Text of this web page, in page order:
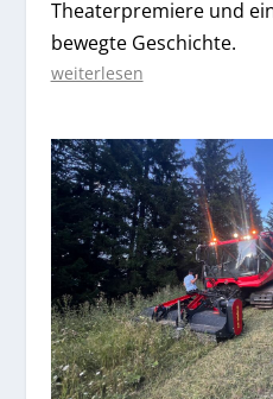
Theaterpremiere und
bewegte Geschichte.
weiterlesen